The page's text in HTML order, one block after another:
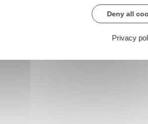
Deny all
Privacy